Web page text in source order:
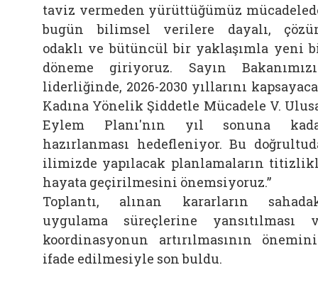
taviz vermeden yürüttüğümüz
bugün bilimsel verilere dayalı,
odaklı ve bütüncül bir yaklaşımla yeni
döneme giriyoruz. Sayın
liderliğinde, 2026-2030 yıllarını
Kadına Yönelik Şiddetle Mücadele V.
Eylem Planı'nın yıl sonuna
hazırlanması hedefleniyor. Bu
ilimizde yapılacak planlamaların
hayata geçirilmesini önemsiyoruz.”
Toplantı, alınan kararların
uygulama süreçlerine yansıtılması
koordinasyonun artırılmasının
ifade edilmesiyle son buldu.